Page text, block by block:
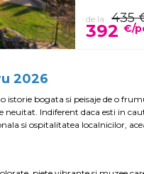
de la 435
392€/
2026
bogata si peisaje de o
Indiferent daca esti in
si ospitalitatea localnicilor,